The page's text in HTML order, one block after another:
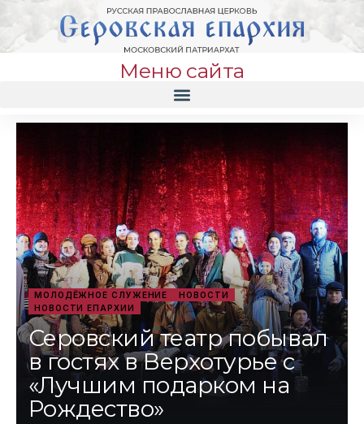
Меню сайта
МОЛОДЁЖНОЕ СЛУЖЕНИЕ
НОВОСТИ
НОВОСТИ ЕПАРХИИ
Серовский театр побывал
в гостях в Верхотурье с
«Лучшим подарком на
Рождество»